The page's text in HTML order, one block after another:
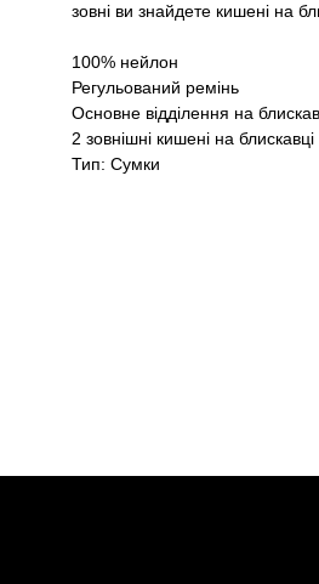
зовні ви знайдете кишені на
100% нейлон
Регульований ремінь
Основне відділення на
2 зовнішні кишені на блискавці
Тип: Сумки